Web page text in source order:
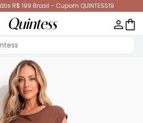
R$ 199 Brasil - Cupom QUINTESS19